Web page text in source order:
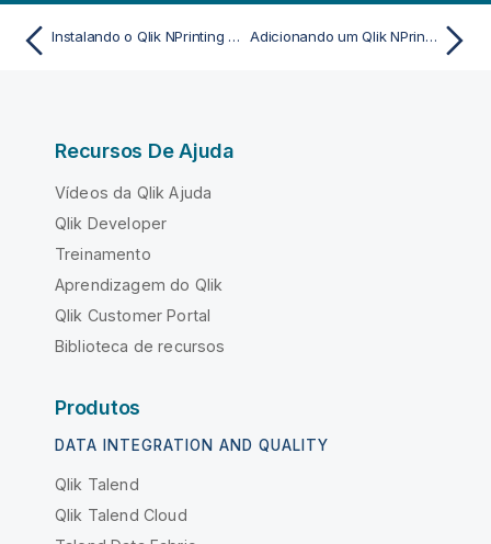
Instalando o Qlik NPrinting Designer Adicionando um Qlik NPrinting Engine
Recursos De Ajuda
Vídeos da Qlik Ajuda
Qlik Developer
Treinamento
Aprendizagem do Qlik
Qlik Customer Portal
Biblioteca de recursos
Produtos
DATA INTEGRATION AND QUALITY
Qlik Talend
Qlik Talend Cloud